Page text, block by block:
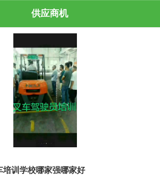
供应商机
培训学校哪家强哪家好